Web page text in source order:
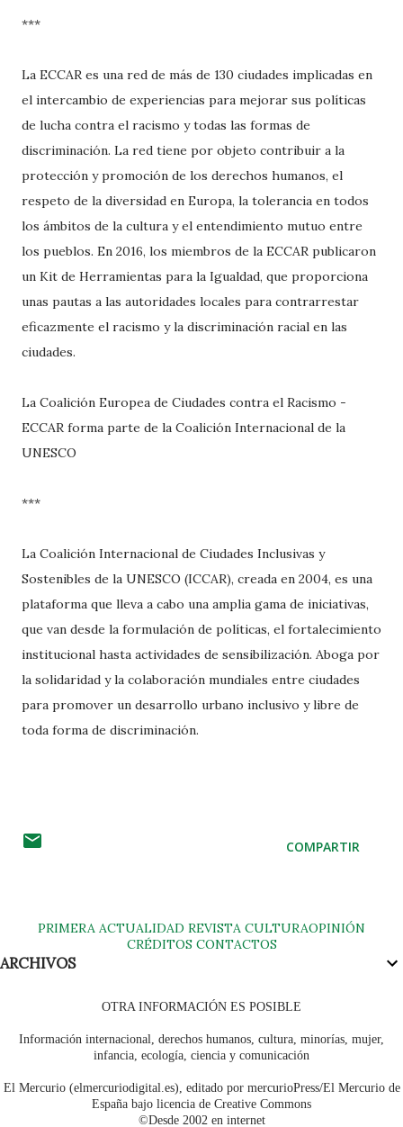
***
La ECCAR es una red de más de 130 ciudades implicadas en
el intercambio de experiencias para mejorar sus políticas
de lucha contra el racismo y todas las formas de
discriminación. La red tiene por objeto contribuir a la
protección y promoción de los derechos humanos, el
respeto de la diversidad en Europa, la tolerancia en todos
los ámbitos de la cultura y el entendimiento mutuo entre
los pueblos. En 2016, los miembros de la ECCAR publicaron
un Kit de Herramientas para la Igualdad, que proporciona
unas pautas a las autoridades locales para contrarrestar
eficazmente el racismo y la discriminación racial en las
ciudades.
La Coalición Europea de Ciudades contra el Racismo -
ECCAR forma parte de la Coalición Internacional de la
UNESCO
***
La Coalición Internacional de Ciudades Inclusivas y
Sostenibles de la UNESCO (ICCAR), creada en 2004, es una
plataforma que lleva a cabo una amplia gama de iniciativas,
que van desde la formulación de políticas, el fortalecimiento
institucional hasta actividades de sensibilización. Aboga por
la solidaridad y la colaboración mundiales entre ciudades
para promover un desarrollo urbano inclusivo y libre de
toda forma de discriminación.
COMPARTIR
PRIMERA ACTUALIDAD REVISTA CULTURAOPINIÓN
CRÉDITOSCONTACTOS
ARCHIVOS
OTRA INFORMACIÓN ES POSIBLE
Información internacional, derechos humanos, cultura, minorías, mujer,
infancia, ecología, ciencia y comunicación
El Mercurio (elmercuriodigital.es), editado por mercurioPress/El Mercurio de
España bajo licencia de Creative Commons
©Desde 2002 en internet